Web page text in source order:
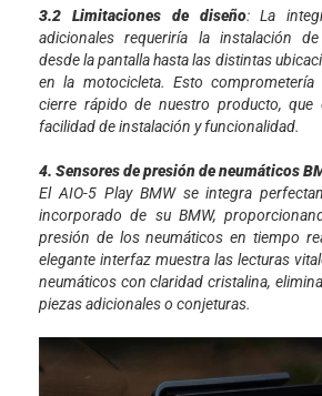
3.2 Limitaciones de diseño: La
adicionales requeriría la instalación
desde la pantalla hasta las distintas
en la motocicleta. Esto
cierre rápido de nuestro producto, que
facilidad de instalación y funcionalidad.
4. Sensores de presión de neumáticos
El AIO-5 Play BMW se integra
incorporado de su BMW,
presión de los neumáticos en tiempo
elegante interfaz muestra las lecturas
neumáticos con claridad cristalina,
piezas adicionales o conjeturas.